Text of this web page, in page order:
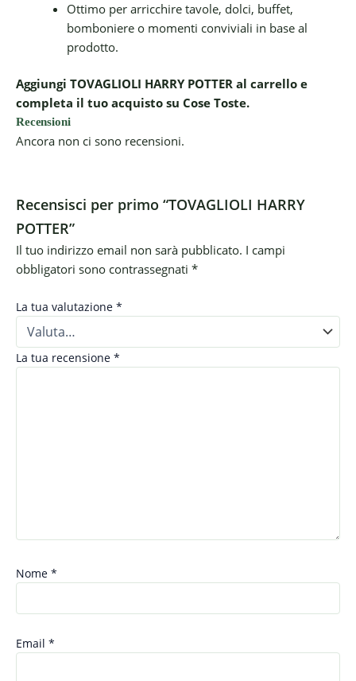
Ottimo per arricchire tavole, dolci, buffet,
bomboniere o momenti conviviali in base al
prodotto.
Aggiungi TOVAGLIOLI HARRY POTTER al carrello e
completa il tuo acquisto su Cose Toste.
Recensioni
Ancora non ci sono recensioni.
Recensisci per primo “TOVAGLIOLI HARRY
POTTER”
Il tuo indirizzo email non sarà pubblicato. I campi
obbligatori sono contrassegnati *
La tua valutazione *
La tua recensione *
Nome *
Email *